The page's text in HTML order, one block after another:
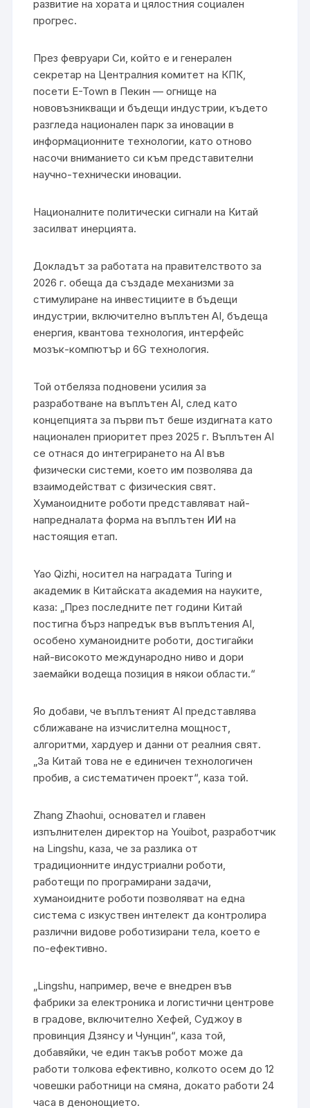
развитие на хората и цялостния социален
прогрес.
През февруари Си, който е и генерален
секретар на Централния комитет на КПК,
посети E-Town в Пекин — огнище на
нововъзникващи и бъдещи индустрии, където
разгледа национален парк за иновации в
информационните технологии, като отново
насочи вниманието си към представителни
научно-технически иновации.
Националните политически сигнали на Китай
засилват инерцията.
Докладът за работата на правителството за
2026 г. обеща да създаде механизми за
стимулиране на инвестициите в бъдещи
индустрии, включително въплътен AI, бъдеща
енергия, квантова технология, интерфейс
мозък-компютър и 6G технология.
Той отбеляза подновени усилия за
разработване на въплътен AI, след като
концепцията за първи път беше издигната като
национален приоритет през 2025 г. Въплътен AI
се отнася до интегрирането на AI във
физически системи, което им позволява да
взаимодействат с физическия свят.
Хуманоидните роботи представляват най-
напредналата форма на въплътен ИИ на
настоящия етап.
Yao Qizhi, носител на наградата Turing и
академик в Китайската академия на науките,
каза: „През последните пет години Китай
постигна бърз напредък във въплътения AI,
особено хуманоидните роботи, достигайки
най-високото международно ниво и дори
заемайки водеща позиция в някои области.“
Яо добави, че въплътеният AI представлява
сближаване на изчислителна мощност,
алгоритми, хардуер и данни от реалния свят.
„За Китай това не е единичен технологичен
пробив, а систематичен проект“, каза той.
Zhang Zhaohui, основател и главен
изпълнителен директор на Youibot, разработчик
на Lingshu, каза, че за разлика от
традиционните индустриални роботи,
работещи по програмирани задачи,
хуманоидните роботи позволяват на една
система с изкуствен интелект да контролира
различни видове роботизирани тела, което е
по-ефективно.
„Lingshu, например, вече е внедрен във
фабрики за електроника и логистични центрове
в градове, включително Хефей, Суджоу в
провинция Дзянсу и Чунцин“, каза той,
добавяйки, че един такъв робот може да
работи толкова ефективно, колкото осем до 12
човешки работници на смяна, докато работи 24
часа в денонощието.